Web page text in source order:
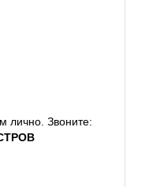
лично. Звоните: